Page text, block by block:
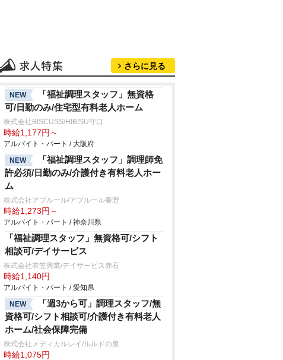
さらに見る
NEW
「福祉調理スタッフ」無資格
可/日勤のみ/住宅型有料老人ホーム
株式会社BISCUSS/HIBISU守口
時給1,177円～
アルバイト・パート / 大阪府
NEW
「福祉調理スタッフ」調理師免
許必須/日勤のみ/介護付き有料老人ホー
ム
株式会社アプルール/アプルール秦野
時給1,273円～
アルバイト・パート / 神奈川県
「福祉調理スタッフ」無資格可/シフト
相談可/デイサービス
株式会社衣笠興業/デイサービス赤石
時給1,140円
アルバイト・パート / 愛知県
NEW
「週3から可」調理スタッフ/無
資格可/シフト相談可/介護付き有料老人
ホーム/社会保障完備
株式会社メディカルレイ/ルルドの泉
時給1,075円